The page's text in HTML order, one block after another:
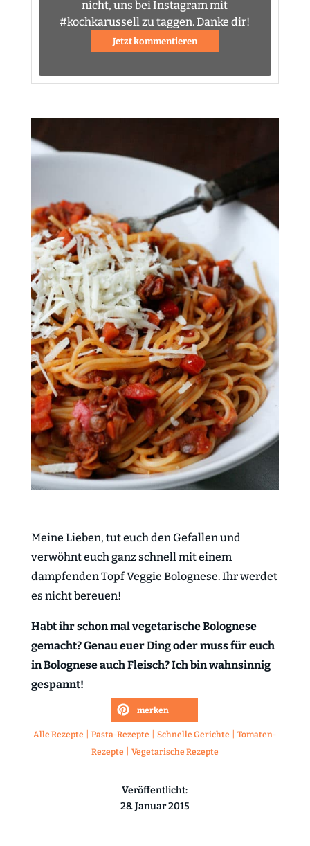
nicht, uns bei Instagram mit
#kochkarussell zu taggen. Danke dir!
Jetzt kommentieren
Meine Lieben, tut euch den Gefallen und
verwöhnt euch ganz schnell mit einem
dampfenden Topf Veggie Bolognese. Ihr werdet
es nicht bereuen!
Habt ihr schon mal vegetarische Bolognese
gemacht? Genau euer Ding oder muss für euch
in Bolognese auch Fleisch? Ich bin wahnsinnig
gespannt!
merken
Alle Rezepte |Pasta-Rezepte |Schnelle Gerichte |Tomaten-
Rezepte
Vegetarische Rezepte
Veröffentlicht:
28. Januar 2015